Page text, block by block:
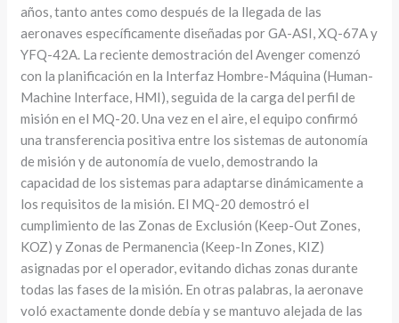
años, tanto antes como después de la llegada de las
aeronaves específicamente diseñadas por GA-ASI, XQ-67A y
YFQ-42A. La reciente demostración del Avenger comenzó
con la planificación en la Interfaz Hombre-Máquina (Human-
Machine Interface, HMI), seguida de la carga del perfil de
misión en el MQ-20. Una vez en el aire, el equipo confirmó
una transferencia positiva entre los sistemas de autonomía
de misión y de autonomía de vuelo, demostrando la
capacidad de los sistemas para adaptarse dinámicamente a
los requisitos de la misión. El MQ-20 demostró el
cumplimiento de las Zonas de Exclusión (Keep-Out Zones,
KOZ) y Zonas de Permanencia (Keep-In Zones, KIZ)
asignadas por el operador, evitando dichas zonas durante
todas las fases de la misión. En otras palabras, la aeronave
voló exactamente donde debía y se mantuvo alejada de las